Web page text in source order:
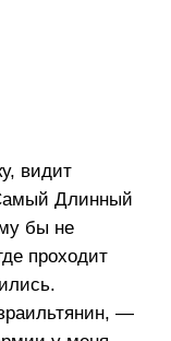
видит
Длинный
бы не
проходит
—